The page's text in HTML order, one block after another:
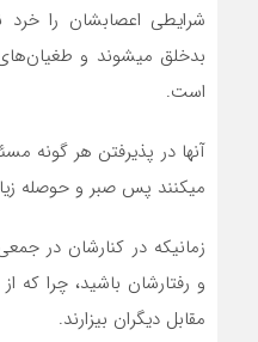
شرايطي اعصابشان را
بدخلق ميشوند و
است.
آنها در پذيرفتن هر گونه
ميکنند پس صبر و حوصله
زمانيکه در کنارشان در
و رفتارشان باشيد، چرا
مقابل ديگران بيزارند.